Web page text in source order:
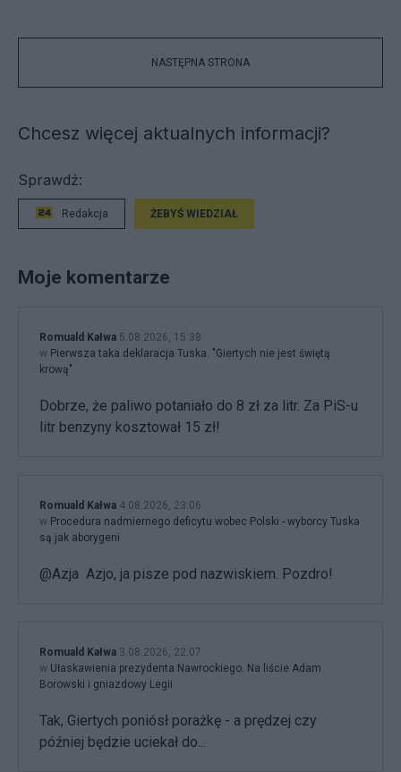
NASTĘPNA STRONA
Chcesz więcej aktualnych informacji?
Sprawdź:
Redakcja ŻEBYŚ WIEDZIAŁ
Moje komentarze
Romuald Kałwa 5.08.2026, 15:38
w Pierwsza taka deklaracja Tuska. "Giertych nie jest świętą
krową"
Dobrze, że paliwo potaniało do 8 zł za litr. Za PiS-u
litr benzyny kosztował 15 zł!
Romuald Kałwa 4.08.2026, 23:06
w Procedura nadmiernego deficytu wobec Polski - wyborcy Tuska
są jak aborygeni
@Azja Azjo, ja pisze pod nazwiskiem. Pozdro!
Romuald Kałwa 3.08.2026, 22:07
w Ułaskawienia prezydenta Nawrockiego. Na liście Adam
Borowski i gniazdowy Legii
Tak, Giertych poniósł porażkę - a prędzej czy
później będzie uciekał do...